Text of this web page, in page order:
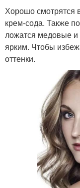
Хорошо смотрятся
крем-сода. Также
ложатся медовые и
ярким. Чтобы
оттенки.